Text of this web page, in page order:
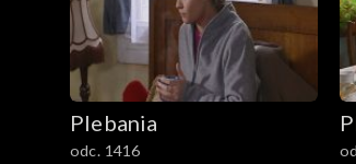
Plebania
odc. 1416